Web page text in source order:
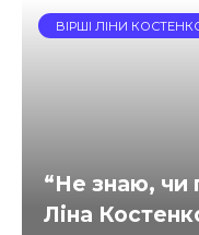
ВІРШІ ЛІНИ
“Не знаю, чи
Ліна